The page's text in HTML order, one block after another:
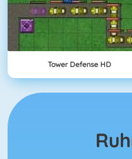
Tower Defense HD